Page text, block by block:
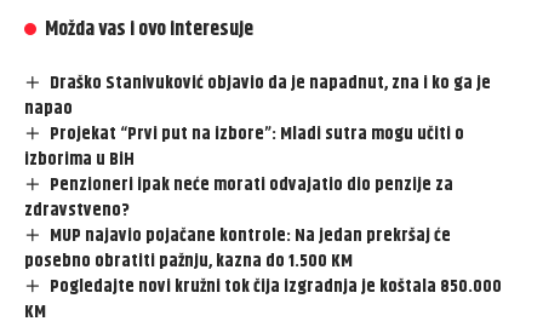
Možda vas i ovo interesuje
Draško Stanivuković objavio da je napadnut, zna i ko ga je
napao
Projekat “Prvi put na izbore”: Mladi sutra mogu učiti o
izborima u BiH
Penzioneri ipak neće morati odvajatio dio penzije za
zdravstveno?
MUP najavio pojačane kontrole: Na jedan prekršaj će
posebno obratiti pažnju, kazna do 1.500 KM
Pogledajte novi kružni tok čija izgradnja je koštala 850.000
KM